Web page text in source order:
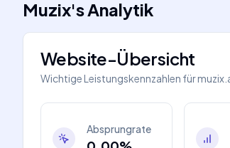
Muzix'sAnalytik
Website-Übersicht
Wichtige Leistungskennzahlen für
Absprungrate